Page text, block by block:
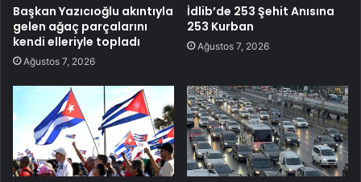
Başkan Yazıcıoğlu akıntıyla
gelen ağaç parçalarını
kendi elleriyle topladı
Ağustos 7, 2026
İdlib’de 253 Şehit Anısına
253 Kurban
Ağustos 7, 2026